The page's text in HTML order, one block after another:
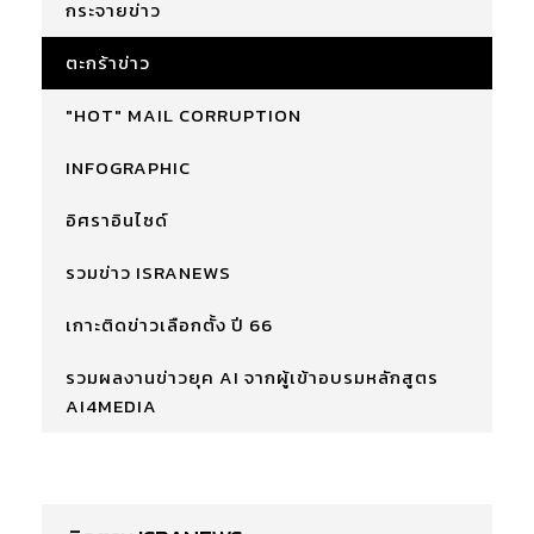
กระจายข่าว
ตะกร้าข่าว
"HOT" MAIL CORRUPTION
INFOGRAPHIC
อิศราอินไซด์
รวมข่าว ISRANEWS
เกาะติดข่าวเลือกตั้ง ปี 66
รวมผลงานข่าวยุค AI จากผู้เข้าอบรมหลักสูตร
AI4MEDIA